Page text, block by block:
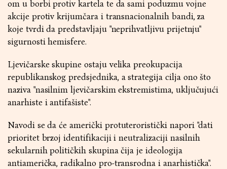
om u borbi protiv kartela te da sami poduzmu vojne
akcije protiv krijumčara i transnacionalnih bandi, za
koje tvrdi da predstavljaju "neprihvatljivu prijetnju"
sigurnosti hemisfere.
Ljevičarske skupine ostaju velika preokupacija
republikanskog predsjednika, a strategija cilja ono što
naziva "nasilnim ljevičarskim ekstremistima, uključujući
anarhiste i antifašiste".
Navodi se da će američki protuteroristički napori "dati
prioritet brzoj identifikaciji i neutralizaciji nasilnih
sekularnih političkih skupina čija je ideologija
antiamerička, radikalno pro-transrodna i anarhistička".